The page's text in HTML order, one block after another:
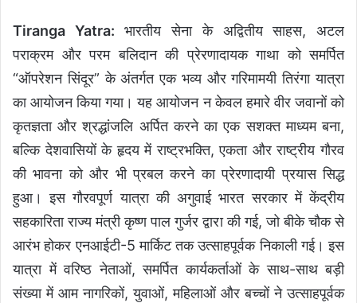
Tiranga Yatra: भारतीय सेना के अद्वितीय साहस, अटल
पराक्रम और परम बलिदान की प्रेरणादायक गाथा को समर्पित
“ऑपरेशन सिंदूर” के अंतर्गत एक भव्य और गरिमामयी तिरंगा यात्रा
का आयोजन किया गया। यह आयोजन न केवल हमारे वीर जवानों को
कृतज्ञता और श्रद्धांजलि अर्पित करने का एक सशक्त माध्यम बना,
बल्कि देशवासियों के हृदय में राष्ट्रभक्ति, एकता और राष्ट्रीय गौरव
की भावना को और भी प्रबल करने का प्रेरणादायी प्रयास सिद्ध
हुआ। इस गौरवपूर्ण यात्रा की अगुवाई भारत सरकार में केंद्रीय
सहकारिता राज्य मंत्री कृष्ण पाल गुर्जर द्वारा की गई, जो बीके चौक से
आरंभ होकर एनआईटी-5 मार्किट तक उत्साहपूर्वक निकाली गई। इस
यात्रा में वरिष्ठ नेताओं, समर्पित कार्यकर्ताओं के साथ-साथ बड़ी
संख्या में आम नागरिकों, युवाओं, महिलाओं और बच्चों ने उत्साहपूर्वक